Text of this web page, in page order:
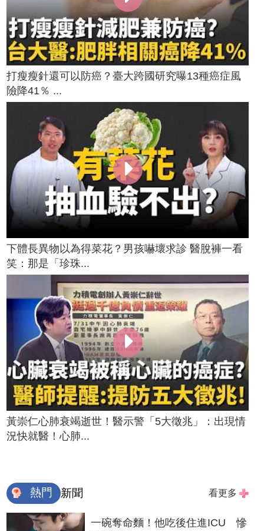
打瘦瘦針還可以防癌？臺大跨國研究曝13種癌症風
險降41％ ...
下體長異物以為得菜花？男孩嚇壞求診 醫脫褲一看
笑：那是「珍珠...
黃崇仁心肺衰竭逝世！醫示警「5大徵兆」：出現情
況快就醫！心肺...
熱門 新聞 看更多
一碗奪命麵！他吃後住進ICU 慘